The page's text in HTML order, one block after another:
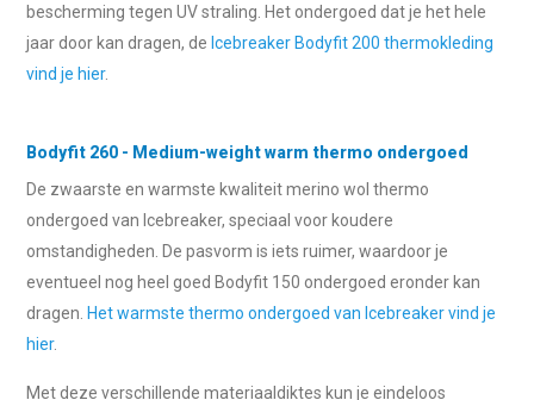
bescherming tegen UV straling. Het ondergoed dat je het hele
jaar door kan dragen, de Icebreaker Bodyfit 200 thermokleding
vind je hier.
Bodyfit 260 - Medium-weight warm thermo ondergoed
De zwaarste en warmste kwaliteit merino wol thermo
ondergoed van Icebreaker, speciaal voor koudere
omstandigheden. De pasvorm is iets ruimer, waardoor je
eventueel nog heel goed Bodyfit 150 ondergoed eronder kan
dragen. Het warmste thermo ondergoed van Icebreaker vind je
hier.
Met deze verschillende materiaaldiktes kun je eindeloos